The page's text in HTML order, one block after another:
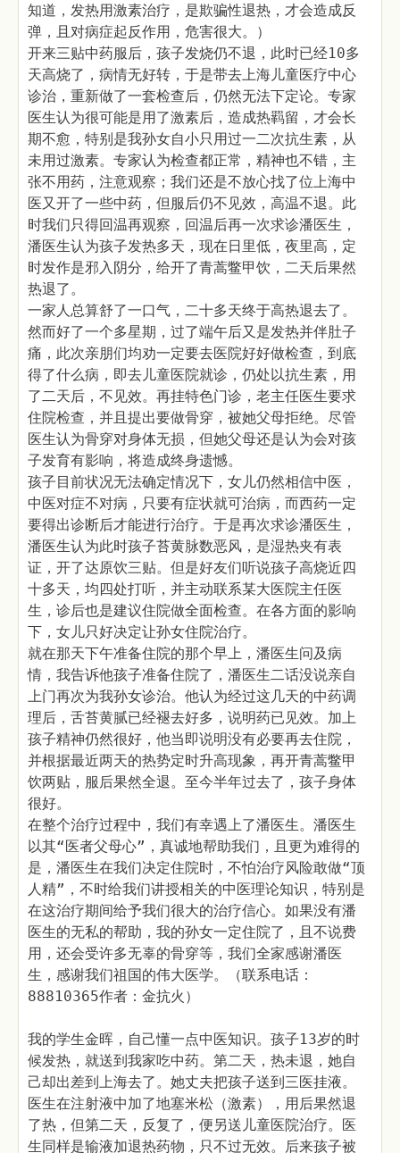
知道，发热用激素治疗，是欺骗性退热，才会造成反
弹，且对病症起反作用，危害很大。）
开来三贴中药服后，孩子发烧仍不退，此时已经10多
天高烧了，病情无好转，于是带去上海儿童医疗中心
诊治，重新做了一套检查后，仍然无法下定论。专家
医生认为很可能是用了激素后，造成热羁留，才会长
期不愈，特别是我孙女自小只用过一二次抗生素，从
未用过激素。专家认为检查都正常，精神也不错，主
张不用药，注意观察；我们还是不放心找了位上海中
医又开了一些中药，但服后仍不见效，高温不退。此
时我们只得回温再观察，回温后再一次求诊潘医生，
潘医生认为孩子发热多天，现在日里低，夜里高，定
时发作是邪入阴分，给开了青蒿鳖甲饮，二天后果然
热退了。
一家人总算舒了一口气，二十多天终于高热退去了。
然而好了一个多星期，过了端午后又是发热并伴肚子
痛，此次亲朋们均劝一定要去医院好好做检查，到底
得了什么病，即去儿童医院就诊，仍处以抗生素，用
了二天后，不见效。再挂特色门诊，老主任医生要求
住院检查，并且提出要做骨穿，被她父母拒绝。尽管
医生认为骨穿对身体无损，但她父母还是认为会对孩
子发育有影响，将造成终身遗憾。
孩子目前状况无法确定情况下，女儿仍然相信中医，
中医对症不对病，只要有症状就可治病，而西药一定
要得出诊断后才能进行治疗。于是再次求诊潘医生，
潘医生认为此时孩子苔黄脉数恶风，是湿热夹有表
证，开了达原饮三贴。但是好友们听说孩子高烧近四
十多天，均四处打听，并主动联系某大医院主任医
生，诊后也是建议住院做全面检查。在各方面的影响
下，女儿只好决定让孙女住院治疗。
就在那天下午准备住院的那个早上，潘医生问及病
情，我告诉他孩子准备住院了，潘医生二话没说亲自
上门再次为我孙女诊治。他认为经过这几天的中药调
理后，舌苔黄腻已经褪去好多，说明药已见效。加上
孩子精神仍然很好，他当即说明没有必要再去住院，
并根据最近两天的热势定时升高现象，再开青蒿鳖甲
饮两贴，服后果然全退。至今半年过去了，孩子身体
很好。
在整个治疗过程中，我们有幸遇上了潘医生。潘医生
以其“医者父母心”，真诚地帮助我们，且更为难得的
是，潘医生在我们决定住院时，不怕治疗风险敢做“顶
人精”，不时给我们讲授相关的中医理论知识，特别是
在这治疗期间给予我们很大的治疗信心。如果没有潘
医生的无私的帮助，我的孙女一定住院了，且不说费
用，还会受许多无辜的骨穿等，我们全家感谢潘医
生，感谢我们祖国的伟大医学。（联系电话：
88810365作者：金抗火）
我的学生金晖，自己懂一点中医知识。孩子13岁的时
候发热，就送到我家吃中药。第二天，热未退，她自
己却出差到上海去了。她丈夫把孩子送到三医挂液。
医生在注射液中加了地塞米松（激素），用后果然退
了热，但第二天，反复了，便另送儿童医院治疗。医
生同样是输液加退热药物，只不过无效。后来孩子被